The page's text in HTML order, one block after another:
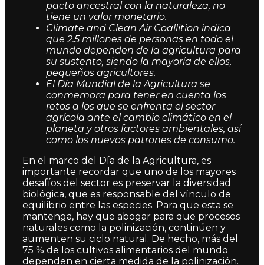
pacto ancestral con la naturaleza, no
tiene un valor monetario.
Climate and Clean Air Coallition indica
que 2.5 millones de personas en todo el
mundo dependen de la agricultura para
su sustento, siendo la mayoría de ellos,
pequeños agricultores.
El Día Mundial de la Agricultura se
conmemora para tener en cuenta los
retos a los que se enfrenta el sector
agrícola ante el cambio climático en el
planeta y otros factores ambientales, así
como los nuevos patrones de consumo.
En el marco del Día de la Agricultura, es
importante recordar que uno de los mayores
desafíos del sector es preservar la diversidad
biológica, que es responsable del vínculo de
equilibrio entre las especies. Para que esta se
mantenga, hay que abogar para que procesos
naturales como la polinización, continúen y
aumenten su ciclo natural. De hecho, más del
75 % de los cultivos alimentarios del mundo
dependen en cierta medida de la polinización.